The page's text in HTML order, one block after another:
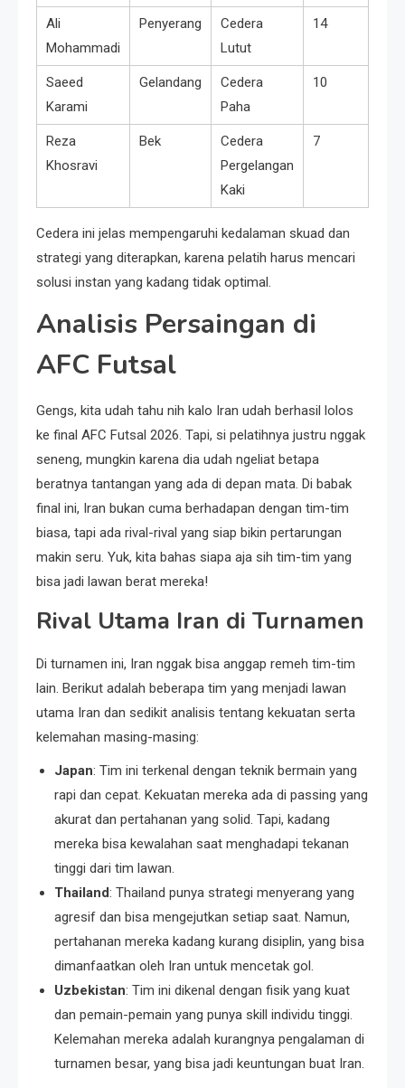
Ali
Mohammadi
Penyerang
Cedera
Lutut
14
Saeed
Karami
Gelandang
Cedera
Paha
10
Reza
Khosravi
Bek
Cedera
Pergelangan
Kaki
7
Cedera ini jelas mempengaruhi kedalaman skuad dan
strategi yang diterapkan, karena pelatih harus mencari
solusi instan yang kadang tidak optimal.
Analisis Persaingan di
AFC Futsal
Gengs, kita udah tahu nih kalo Iran udah berhasil lolos
ke final AFC Futsal 2026. Tapi, si pelatihnya justru nggak
seneng, mungkin karena dia udah ngeliat betapa
beratnya tantangan yang ada di depan mata. Di babak
final ini, Iran bukan cuma berhadapan dengan tim-tim
biasa, tapi ada rival-rival yang siap bikin pertarungan
makin seru. Yuk, kita bahas siapa aja sih tim-tim yang
bisa jadi lawan berat mereka!
Rival Utama Iran di Turnamen
Di turnamen ini, Iran nggak bisa anggap remeh tim-tim
lain. Berikut adalah beberapa tim yang menjadi lawan
utama Iran dan sedikit analisis tentang kekuatan serta
kelemahan masing-masing:
Japan: Tim ini terkenal dengan teknik bermain yang
rapi dan cepat. Kekuatan mereka ada di passing yang
akurat dan pertahanan yang solid. Tapi, kadang
mereka bisa kewalahan saat menghadapi tekanan
tinggi dari tim lawan.
Thailand: Thailand punya strategi menyerang yang
agresif dan bisa mengejutkan setiap saat. Namun,
pertahanan mereka kadang kurang disiplin, yang bisa
dimanfaatkan oleh Iran untuk mencetak gol.
Uzbekistan: Tim ini dikenal dengan fisik yang kuat
dan pemain-pemain yang punya skill individu tinggi.
Kelemahan mereka adalah kurangnya pengalaman di
turnamen besar, yang bisa jadi keuntungan buat Iran.